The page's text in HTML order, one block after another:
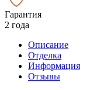
Гарантия
2 года
Описание
Отделка
Информация
Отзывы